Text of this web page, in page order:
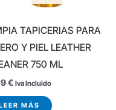
TAPICERIAS PARA
Y PIEL LEATHER
750 ML
€ Iva Incluido
MÁS